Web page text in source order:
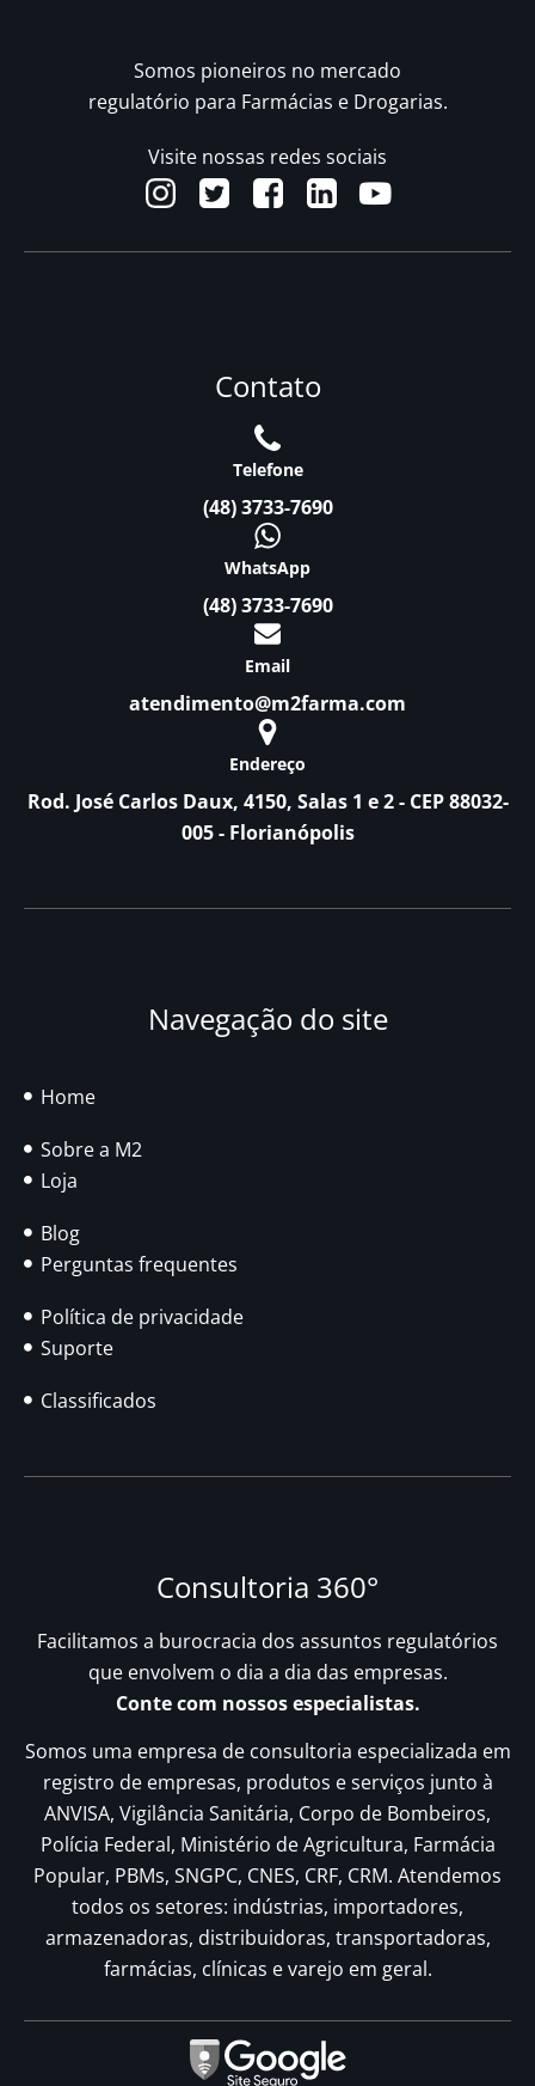
Somos pioneiros no mercado
regulatório para Farmácias e Drogarias.
Visite nossas redes sociais
Contato
Telefone
(48) 3733-7690
WhatsApp
(48) 3733-7690
Email
atendimento@m2farma.com
Endereço
Rod. José Carlos Daux, 4150, Salas 1 e 2 - CEP 88032-
005 - Florianópolis
Navegação do site
Home
Sobre a M2
Loja
Blog
Perguntas frequentes
Política de privacidade
Suporte
Classificados
Consultoria 360°
Facilitamos a burocracia dos assuntos regulatórios
que envolvem o dia a dia das empresas.
Conte com nossos especialistas.
Somos uma empresa de consultoria especializada em
registro de empresas, produtos e serviços junto à
ANVISA, Vigilância Sanitária, Corpo de Bombeiros,
Polícia Federal, Ministério de Agricultura, Farmácia
Popular, PBMs, SNGPC, CNES, CRF, CRM. Atendemos
todos os setores: indústrias, importadores,
armazenadoras, distribuidoras, transportadoras,
farmácias, clínicas e varejo em geral.